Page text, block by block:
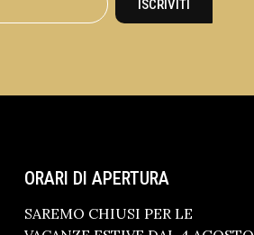
ISCRIVITI
ORARI DI APERTURA
SAREMO CHIUSI PER LE